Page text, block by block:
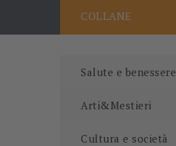
COLLANE
Salute e benessere
Arti&Mestieri
Cultura e società